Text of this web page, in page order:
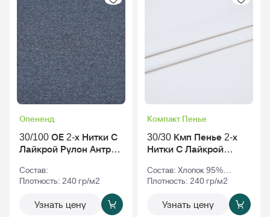
Опененд
30/100 ОЕ 2-х Нитки С
Лайкрой Рулон Антра-
Состав:
Плотность: 240 гр/м2
Узнать цену
Компакт Пенье
30/30 Кмп Пенье 2-х
Нитки С Лайкрой
11-4801
Состав: Хлопок 95%
Эластан 5%
Плотность: 240 гр/м2
Узнать цену